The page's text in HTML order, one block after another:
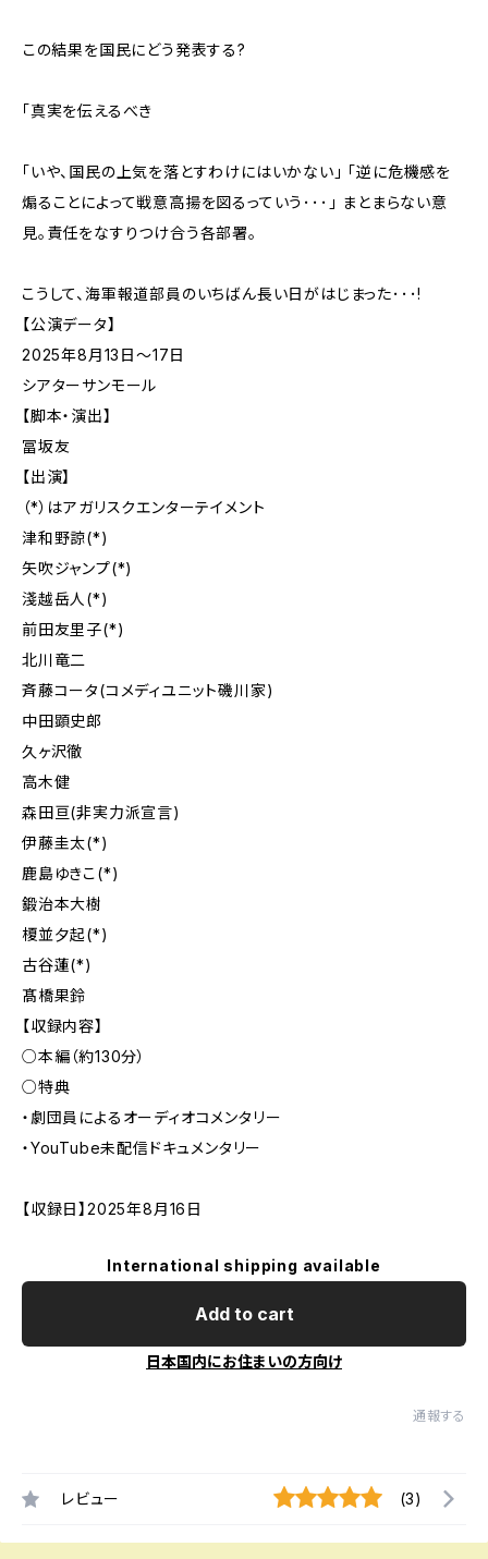
―――この結果を国民にどう発表する?
「真実を伝えるべき
「いや、国民の上気を落とすわけにはいかない」 「逆に危機感を
煽ることによって戦意高揚を図るっていう･･･」 まとまらない意
見。責任をなすりつけ合う各部署。
こうして、海軍報道部員のいちばん長い日がはじまった･･･!
【公演データ】
2025年8月13日～17日
シアターサンモール
【脚本・演出】
冨坂友
【出演】
（*）はアガリスクエンターテイメント
津和野諒(*)
矢吹ジャンプ(*)
淺越岳人(*)
前田友里子(*)
北川竜二
斉藤コータ(コメディユニット磯川家)
中田顕史郎
久ヶ沢徹
高木健
森田亘(非実力派宣言)
伊藤圭太(*)
鹿島ゆきこ(*)
鍛治本大樹
榎並夕起(*)
古谷蓮(*)
髙橋果鈴
【収録内容】
○本編（約130分）
○特典
・劇団員によるオーディオコメンタリー
・YouTube未配信ドキュメンタリー
【収録日】2025年8月16日
International shipping available
Add to cart
日本国内にお住まいの方向け
通報する
レビュー (3)